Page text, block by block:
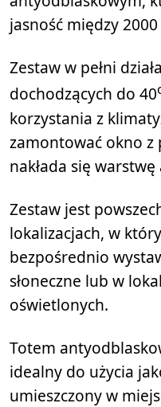
jasność między
Zestaw w pełni
dochodzących do 40
korzystania z
zamontować okno
nakłada się
Zestaw jest
lokalizacjach, w
bezpośrednio
słoneczne lub w
oświetlonych.
Totem
idealny do użycia
umieszczony w